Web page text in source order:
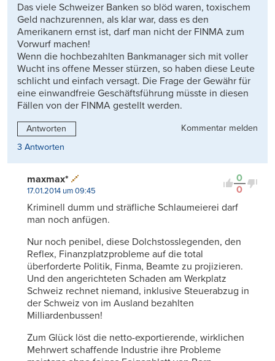
Das viele Schweizer Banken so blöd waren, toxischem
Geld nachzurennen, als klar war, dass es den
Amerikanern ernst ist, darf man nicht der FINMA zum
Vorwurf machen!
Wenn die hochbezahlten Bankmanager sich mit voller
Wucht ins offene Messer stürzen, so haben diese Leute
schlicht und einfach versagt. Die Frage der Gewähr für
eine einwandfreie Geschäftsführung müsste in diesen
Fällen von der FINMA gestellt werden.
Antworten
Kommentar melden
3 Antworten
0
0
maxmax*
17.01.2014 um 09:45
Kriminell dumm und sträfliche Schlaumeierei darf
man noch anfügen.
Nur noch penibel, diese Dolchstosslegenden, den
Reflex, Finanzplatzprobleme auf die total
überforderte Politik, Finma, Beamte zu projizieren.
Und den angerichteten Schaden am Werkplatz
Schweiz rechnet niemand, inklusive Steuerabzug in
der Schweiz von im Ausland bezahlten
Milliardenbussen!
Zum Glück löst die netto-exportierende, wirklichen
Mehrwert schaffende Industrie ihre Probleme